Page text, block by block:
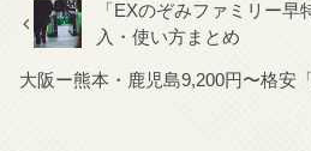
「EXのぞみファミリー
入・使い方まとめ
大阪ー熊本・鹿児島9,200円〜格安